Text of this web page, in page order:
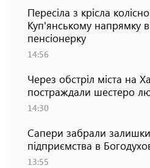
Пересіла з крісла
Куп'янському напрямку
пенсіонерку
14:56
Через обстріл міста на
постраждали шестеро
14:30
Сапери забрали
підприємства в
13:55